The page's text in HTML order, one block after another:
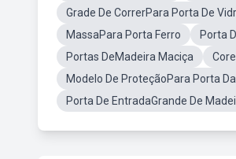
Grade De CorrerPara Porta De
MassaPara Porta Ferro
Porta
Portas DeMadeira Maciça
Modelo De ProteçãoPara Porta
Porta De EntradaGrande De